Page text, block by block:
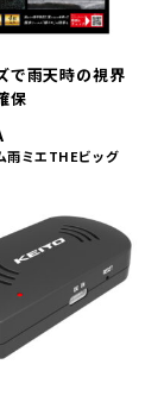
で雨天時の視界
保
雨ミエTHEビッグ